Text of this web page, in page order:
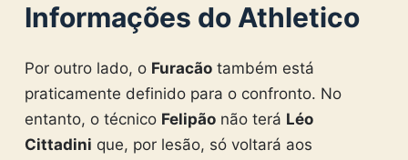
Informações do Athletico
Por outro lado, o Furacãotambém está
praticamente definido para o confronto. No
entanto, o técnico Felipãonão terá Léo
Cittadini que, por lesão, só voltará aos